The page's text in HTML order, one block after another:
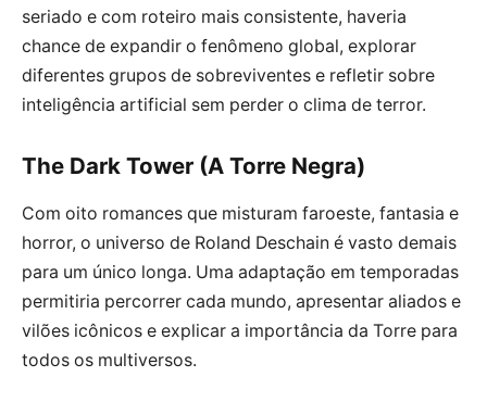
seriado e com roteiro mais consistente, haveria
chance de expandir o fenômeno global, explorar
diferentes grupos de sobreviventes e refletir sobre
inteligência artificial sem perder o clima de terror.
The Dark Tower (A Torre Negra)
Com oito romances que misturam faroeste, fantasia e
horror, o universo de Roland Deschain é vasto demais
para um único longa. Uma adaptação em temporadas
permitiria percorrer cada mundo, apresentar aliados e
vilões icônicos e explicar a importância da Torre para
todos os multiversos.